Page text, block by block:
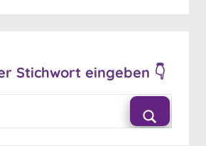
Stichwort eingeben 👇